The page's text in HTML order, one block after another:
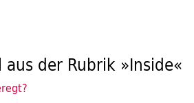
der Rubrik »Inside«